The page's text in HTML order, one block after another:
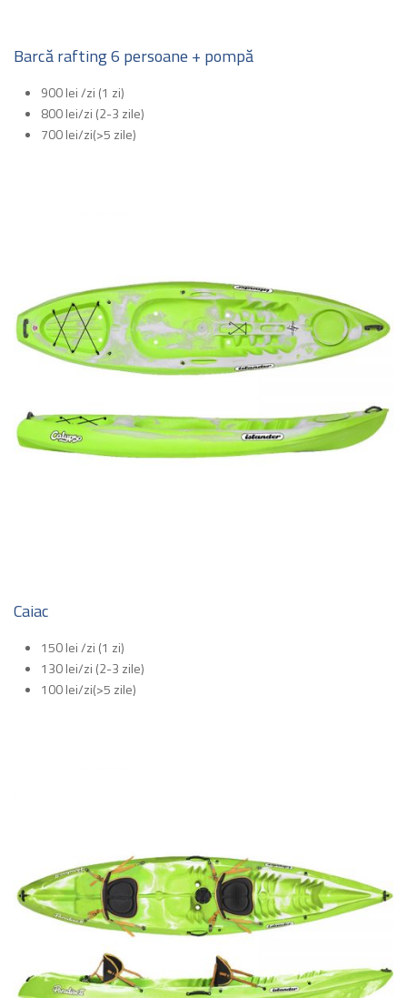
Barcă rafting 6 persoane + pompă
900 lei /zi (1 zi)
800 lei/zi (2-3 zile)
700 lei/zi(>5 zile)
Caiac
150 lei /zi (1 zi)
130 lei/zi (2-3 zile)
100 lei/zi(>5 zile)